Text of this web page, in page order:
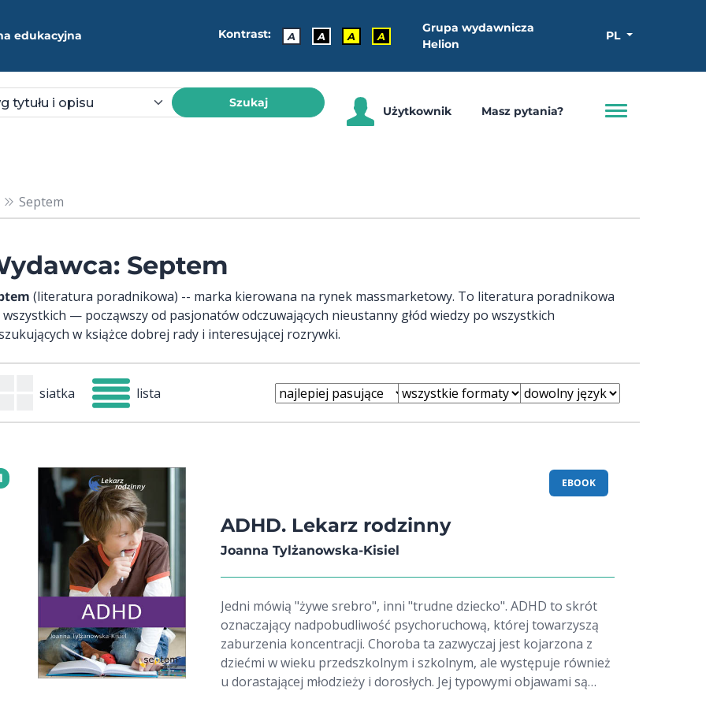
edukacyjna Kontrast: A A A A
Grupa wydawnicza
Helion
PL
Szukaj
Użytkownik Masz pytania?
Septem
Septem
(literatura poradnikowa) -- marka kierowana na rynek massmarketowy. To literatura poradnikowa
wszystkich — począwszy od pasjonatów odczuwających nieustanny głód wiedzy po wszystkich
w książce dobrej rady i interesującej rozrywki.
siatka lista
EBOOK
ADHD. Lekarz rodzinny
Joanna Tylżanowska-Kisiel
Jedni mówią "żywe srebro", inni "trudne dziecko". ADHD to skrót
oznaczający nadpobudliwość psychoruchową, której towarzyszą
zaburzenia koncentracji. Choroba ta zazwyczaj jest kojarzona z
dziećmi w wieku przedszkolnym i szkolnym, ale występuje również
u dorastającej młodzieży i dorosłych. Jej typowymi objawami są